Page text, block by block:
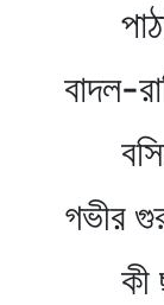
বাদল-
গভীর
কী